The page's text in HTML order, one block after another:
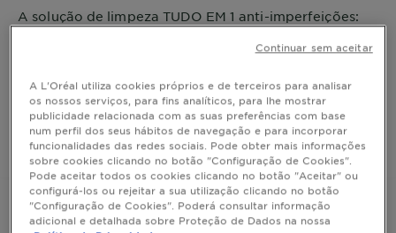
A solução de limpeza TUDO EM 1 anti-imperfeições:
qualquer tipo de maquilhagem no rosto, olhos e
Reduz visivelmente os poros e as borbulhas sem
ressecar a pele. As imperfeições são reduzidas em
-58%***.
Garnier compromete-se com uma beleza mais
ecológica:
Este produto é hipoalergénico, testado
dermatologica e oftalmologicamente, sendo
adequado para pele e olhos sensíveis.
Fórmula vegan, aprovada por Cruelty-Free
TAMANHO 400ML
COMPRAR
A L'Oréal utiliza cookies próprios e de terceiros para analisar
os nossos serviços, para fins analíticos, para lhe mostrar
publicidade relacionada com as suas preferências com base
num perfil dos seus hábitos de navegação e para incorporar
funcionalidades das redes sociais. Pode obter mais informações
sobre cookies clicando no botão "Configuração de Cookies".
Pode aceitar todos os cookies clicando no botão "Aceitar" ou
configurá-los ou rejeitar a sua utilização clicando no botão
"Configuração de Cookies". Poderá consultar informação
adicional e detalhada sobre Proteção de Dados na nossa
Continuar sem aceitar